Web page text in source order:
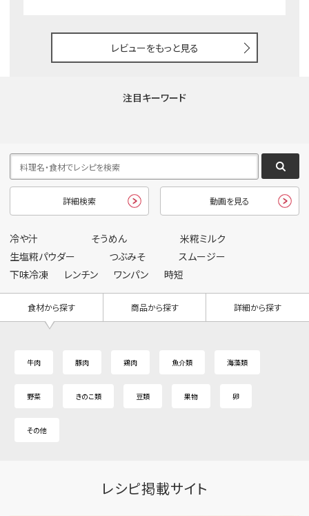
レビューをもっと見る
注目キーワード
詳細検索 動画を見る
冷や汁 そうめん
米糀ミルク
生塩糀パウダー
つぶみそ
スムージー
下味冷凍
レンチン ワンパン 時短
食材から探す 商品から探す 詳細から探す
牛肉 豚肉 鶏肉 魚介類 海藻類
野菜 きのこ類 豆類 果物 卵
その他
レシピ掲載サイト